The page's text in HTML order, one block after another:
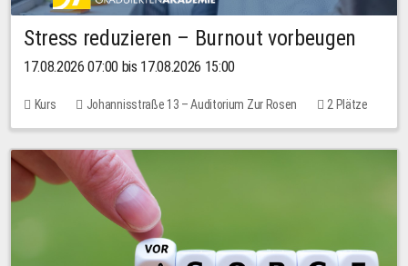
Stress reduzieren – Burnout vorbeugen
17.08.2026 07:00 bis 17.08.2026 15:00
Kurs Johannisstraße 13 – Auditorium Zur Rosen
2 Plätze
10,00 EUR